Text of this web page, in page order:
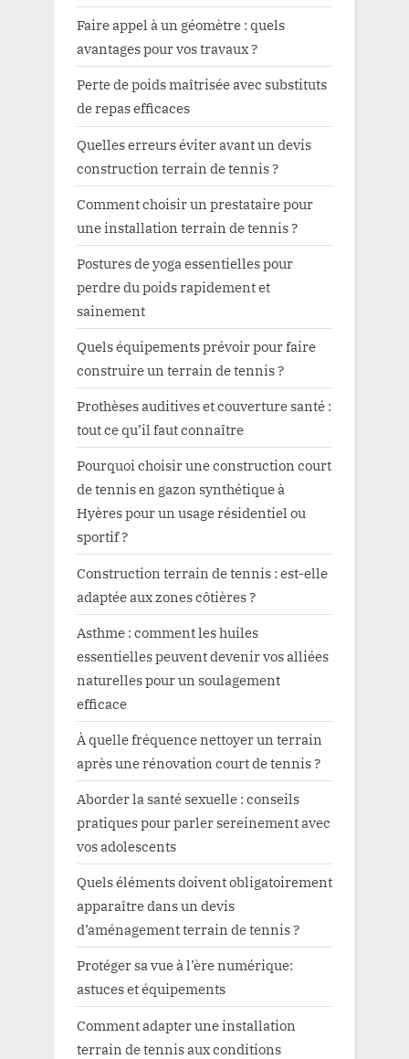
Faire appel à un géomètre : quels
avantages pour vos travaux ?
Perte de poids maîtrisée avec substituts
de repas efficaces
Quelles erreurs éviter avant un devis
construction terrain de tennis ?
Comment choisir un prestataire pour
une installation terrain de tennis ?
Postures de yoga essentielles pour
perdre du poids rapidement et
sainement
Quels équipements prévoir pour faire
construire un terrain de tennis ?
Prothèses auditives et couverture santé :
tout ce qu’il faut connaître
Pourquoi choisir une construction court
de tennis en gazon synthétique à
Hyères pour un usage résidentiel ou
sportif ?
Construction terrain de tennis : est-elle
adaptée aux zones côtières ?
Asthme : comment les huiles
essentielles peuvent devenir vos alliées
naturelles pour un soulagement
efficace
À quelle fréquence nettoyer un terrain
après une rénovation court de tennis ?
Aborder la santé sexuelle : conseils
pratiques pour parler sereinement avec
vos adolescents
Quels éléments doivent obligatoirement
apparaître dans un devis
d’aménagement terrain de tennis ?
Protéger sa vue à l’ère numérique:
astuces et équipements
Comment adapter une installation
terrain de tennis aux conditions